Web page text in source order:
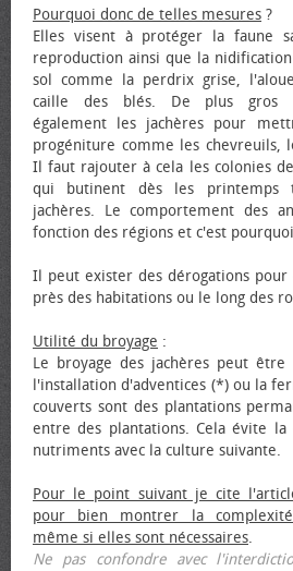
Pourquoi donc de telles mesures ?
Elles visent à protéger la faune
reproduction ainsi que la
sol comme la perdrix grise,
caille des blés. De plus gros
également les jachères pour
progéniture comme les chevreuils,
Il faut rajouter à cela les colonies
qui butinent dès les printemps
jachères. Le comportement des
fonction des régions et c'est
Il peut exister des dérogations pour
près des habitations ou le long des
Utilité du broyage :
Le broyage des jachères peut
l'installation d'adventices (*) ou la
couverts sont des plantations
entre des plantations. Cela évite
nutriments avec la culture suivante.
Pour le point suivant je cite
pour bien montrer la
même si elles sont nécessaires.
Ne pas confondre avec